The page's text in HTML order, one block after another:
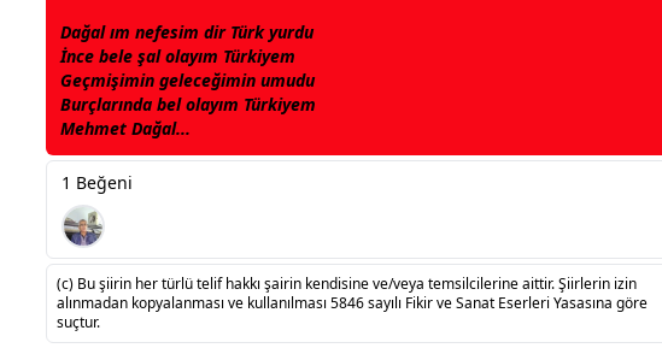
Dağal ım nefesim dir Türk yurdu
İnce bele şal olayım Türkiyem
Geçmişimin geleceğimin umudu
Burçlarında bel olayım Türkiyem
Mehmet Dağal...
1 Beğeni
(c) Bu şiirin her türlü telif hakkı şairin kendisine ve/veya temsilcilerine aittir. Şiirlerin izin
alınmadan kopyalanması ve kullanılması 5846 sayılı Fikir ve Sanat Eserleri Yasasına göre
suçtur.